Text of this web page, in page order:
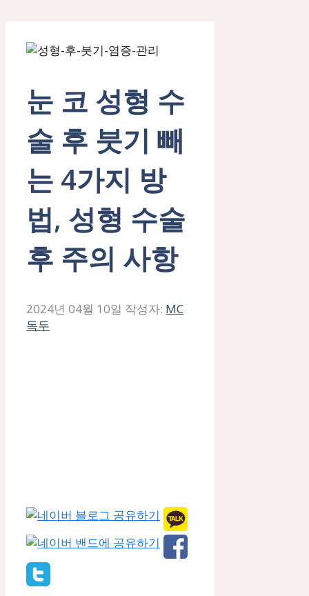
눈 코 성형 수
술 후 붓기 빼
는 4가지 방
법, 성형 수술
후 주의 사항
2024년 04월 10일 작성자: MC
독두